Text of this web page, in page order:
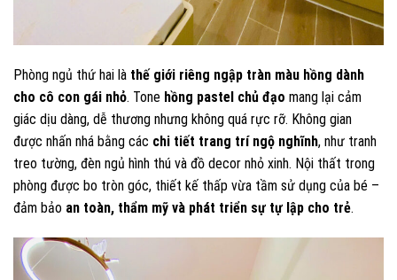
Phòng ngủ thứ hai là thế giới riêng ngập tràn màu hồng dành
cho cô con gái nhỏ. Tone hồng pastel chủ đạo mang lại cảm
giác dịu dàng, dễ thương nhưng không quá rực rỡ. Không gian
được nhấn nhá bằng các chi tiết trang trí ngộ nghĩnh, như tranh
treo tường, đèn ngủ hình thú và đồ decor nhỏ xinh. Nội thất trong
phòng được bo tròn góc, thiết kế thấp vừa tầm sử dụng của bé –
đảm bảo an toàn, thẩm mỹ và phát triển sự tự lập cho trẻ.